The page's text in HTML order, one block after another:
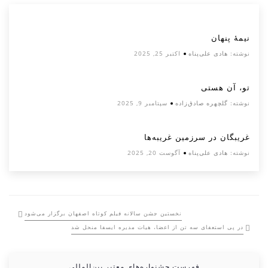
نیمۀ پنهان
نوشته: هادی علی‌پناه اکتبر 25, 2025
تو، آن هستی
نوشته: گلچهره صادق‌زاده سپتامبر 9, 2025
غریبگان در سرزمین غریبه‌ها
نوشته: هادی علی‌پناه آگوست 20, 2025
نخستین جشن سالانه فیلم کوتاه اصفهان برگزار می‌شود
در پی استعفای سه تن از اعضا، هیات مدیره ایسفا منحل شد